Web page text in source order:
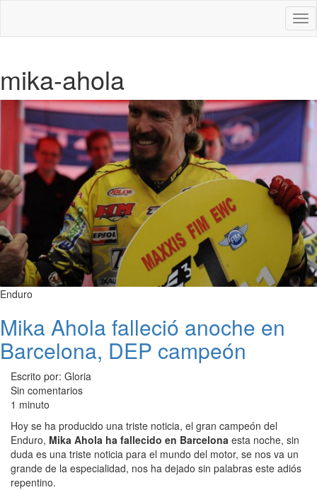
mika-ahola
Enduro
Mika Ahola falleció anoche en
Barcelona, DEP campeón
Escrito por: Gloria
Sin comentarios
1 minuto
Hoy se ha producido una triste noticia, el gran campeón del
Enduro, Mika Ahola ha fallecido en Barcelona esta noche, sin
duda es una triste noticia para el mundo del motor, se nos va un
grande de la especialidad, nos ha dejado sin palabras este adiós
repentino.